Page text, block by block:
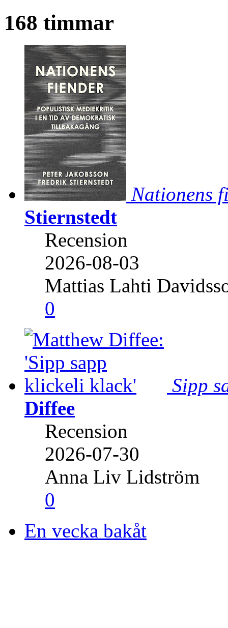
168 timmar
Nationens
Stiernstedt
Recension
2026-08-03
Mattias Lahti
0
Sipp
Diffee
Recension
2026-07-30
Anna Liv Lidström
0
En vecka bakåt